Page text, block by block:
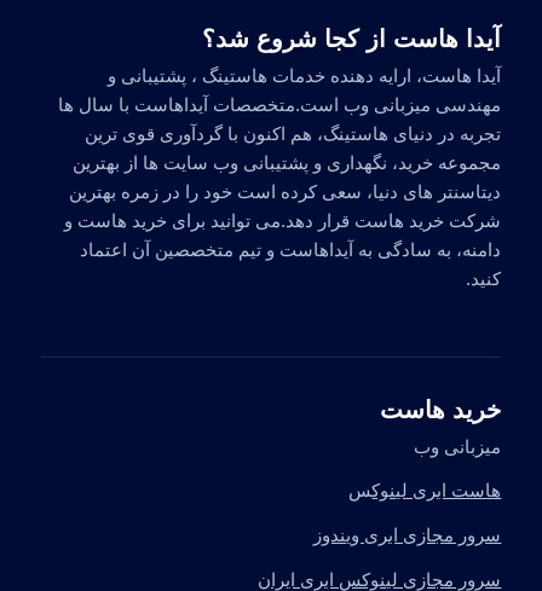
آیدا هاست از کجا شروع شد؟
آیدا هاست، ارایه دهنده خدمات هاستینگ ، پشتیبانی و
مهندسی میزبانی وب است.متخصصات آیداهاست با سال ها
تجربه در دنیای هاستینگ، هم اکنون با گردآوری قوی ترین
مجموعه خرید، نگهداری و پشتیبانی وب سایت ها از بهترین
دیتاسنتر های دنیا، سعی کرده است خود را در زمره بهترین
شرکت خرید هاست قرار دهد.می توانید برای خرید هاست و
دامنه، به سادگی به آیداهاست و تیم متخصصین آن اعتماد
کنید.
خرید هاست
میزبانی وب
هاست ابری لینوکس
سرور مجازی ابری ویندوز
سرور مجازی لینوکس ابری ایران